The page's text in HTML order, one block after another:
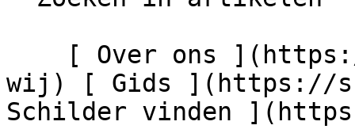
wij) [ Gids ](https://
Schilder vinden